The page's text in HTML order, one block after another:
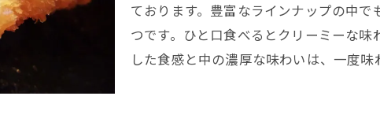
ております。豊富なラインナップの中
つです。ひと口食べるとクリーミーな
した食感と中の濃厚な味わいは、一度味